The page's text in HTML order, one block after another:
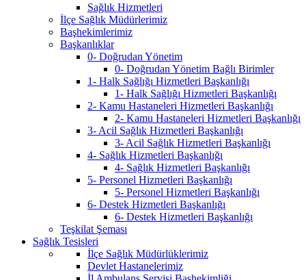
Sağlık Hizmetleri
İlçe Sağlık Müdürlerimiz
Başhekimlerimiz
Başkanlıklar
0- Doğrudan Yönetim
0- Doğrudan Yönetim Bağlı Birimler
1- Halk Sağlığı Hizmetleri Başkanlığı
1- Halk Sağlığı Hizmetleri Başkanlığı
2- Kamu Hastaneleri Hizmetleri Başkanlığı
2- Kamu Hastaneleri Hizmetleri Başkanlığı
3- Acil Sağlık Hizmetleri Başkanlığı
3- Acil Sağlık Hizmetleri Başkanlığı
4- Sağlık Hizmetleri Başkanlığı
4- Sağlık Hizmetleri Başkanlığı
5- Personel Hizmetleri Başkanlığı
5- Personel Hizmetleri Başkanlığı
6- Destek Hizmetleri Başkanlığı
6- Destek Hizmetleri Başkanlığı
Teşkilat Şeması
Sağlık Tesisleri
İlçe Sağlık Müdürlüklerimiz
Devlet Hastanelerimiz